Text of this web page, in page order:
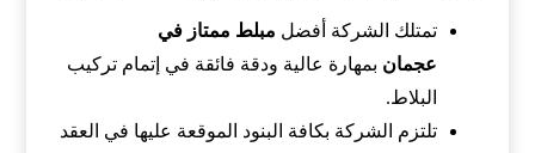
تمتلك الشركة أفضل مبلط ممتاز في
عجمان بمهارة عالية ودقة فائقة في إتمام تركيب
البلاط.
تلتزم الشركة بكافة البنود الموقعة عليها في العقد